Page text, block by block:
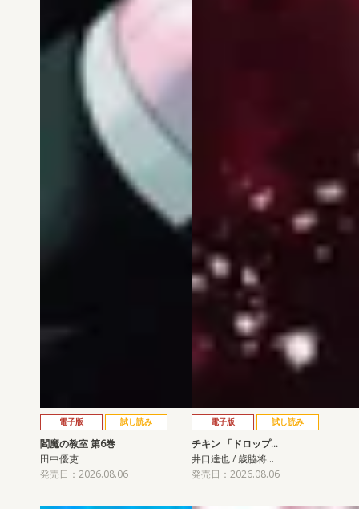
電子版 試し読み
閻魔の教室 第6巻
田中優吏
発売日：2026.08.06
電子版 試し読み
チキン 「ドロップ…
井口達也 / 歳脇将…
発売日：2026.08.06